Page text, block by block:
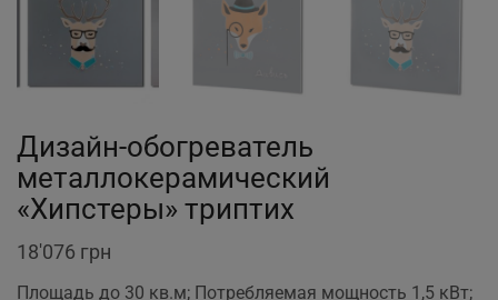
Дизайн-обогреватель
металлокерамический
«Хипстеры» триптих
18'076 грн
Площадь до 30 кв.м; Потребляемая мощность 1,5 кВт;